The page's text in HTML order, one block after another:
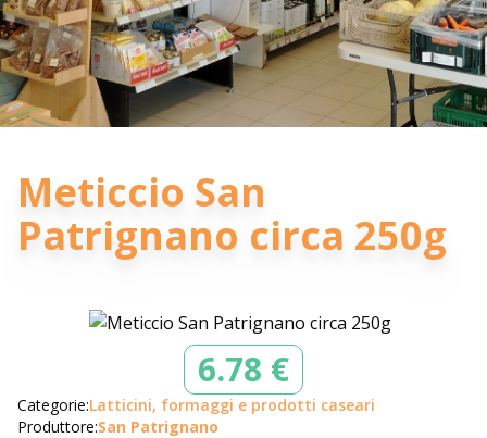
Meticcio San
Patrignano circa 250g
6.78 €
Categorie:Latticini, formaggi e prodotti caseari
Produttore:San Patrignano